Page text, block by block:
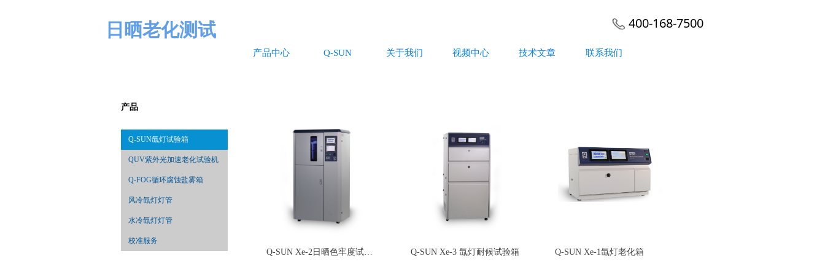
日晒老化测试 400-168-7500
产品中心 Q-SUN 关于我们 视频中心 技术文章 联系我们
Q-SUN Xe-2日晒色牢度试验
Q-SUN Xe-3 氙灯耐候试验箱 Q-SUN Xe-1氙灯老化箱
产品
Q-SUN氙灯试验箱
QUV紫外光加速老化试验机
Q-FOG循环腐蚀盐雾箱
风冷氙灯灯管
水冷氙灯灯管
校准服务